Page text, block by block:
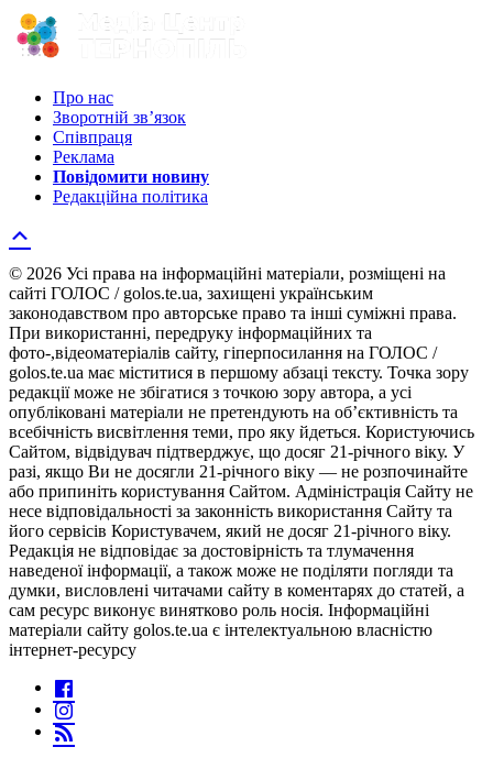
Про нас
Зворотній зв’язок
Співпраця
Реклама
Повідомити новину
Редакційна політика
© 2026 Усі права на інформаційні матеріали, розміщені на
сайті ГОЛОС / golos.te.ua, захищені українським
законодавством про авторське право та інші суміжні права.
При використанні, передруку інформаційних та
фото-,відеоматеріалів сайту, гіперпосилання на ГОЛОС /
golos.te.ua має міститися в першому абзаці тексту. Точка зору
редакції може не збігатися з точкою зору автора, а усі
опубліковані матеріали не претендують на об’єктивність та
всебічність висвітлення теми, про яку йдеться. Користуючись
Сайтом, відвідувач підтверджує, що досяг 21-річного віку. У
разі, якщо Ви не досягли 21-річного віку — не розпочинайте
або припиніть користування Сайтом. Адміністрація Сайту не
несе відповідальності за законність використання Сайту та
його сервісів Користувачем, який не досяг 21-річного віку.
Редакція не відповідає за достовірність та тлумачення
наведеної інформації, а також може не поділяти погляди та
думки, висловлені читачами сайту в коментарях до статей, а
сам ресурс виконує винятково роль носія. Інформаційні
матеріали сайту golos.te.ua є інтелектуальною власністю
інтернет-ресурсу